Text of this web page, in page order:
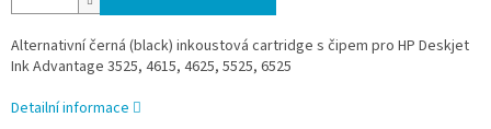
Alternativní černá (black) inkoustová cartridge s čipem pro HP Deskjet
Ink Advantage 3525, 4615, 4625, 5525, 6525
Detailní informace